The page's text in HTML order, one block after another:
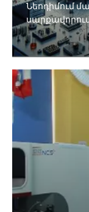
Նեոդիմում